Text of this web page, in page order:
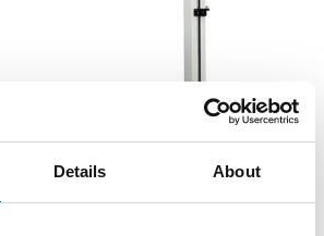
Details About
Dynamometer